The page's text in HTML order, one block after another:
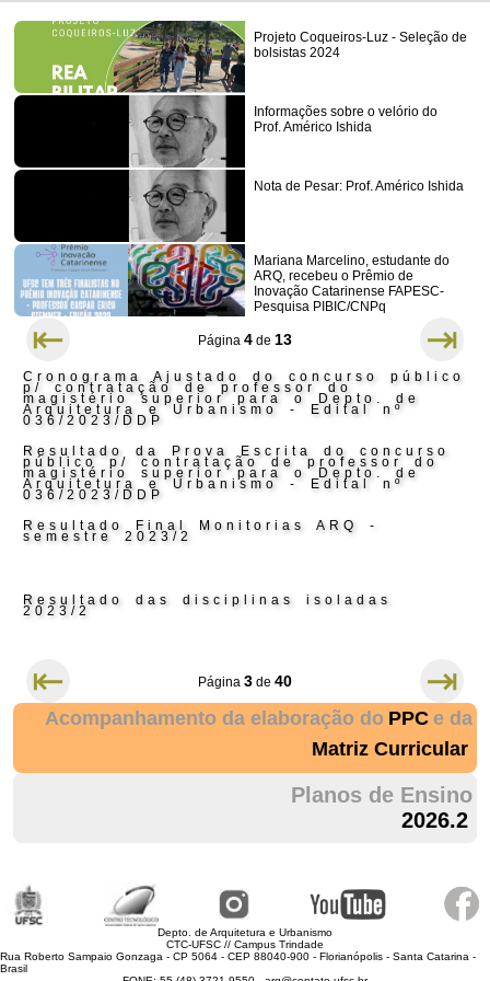
Projeto Coqueiros-Luz - Seleção de
bolsistas 2024
Informações sobre o velório do
Prof. Américo Ishida
Nota de Pesar: Prof. Américo Ishida
Mariana Marcelino, estudante do
ARQ, recebeu o Prêmio de
Inovação Catarinense FAPESC-
Pesquisa PIBIC/CNPq
⇤ Página 4 de 13 ⇥
Cronograma Ajustado do concurso público
p/ contratação de professor do
magistério superior para o Depto. de
Arquitetura e Urbanismo - Edital nº
036/2023/DDP
Resultado da Prova Escrita do concurso
público p/ contratação de professor do
magistério superior para o Depto. de
Arquitetura e Urbanismo - Edital nº
036/2023/DDP
Resultado Final Monitorias ARQ -
semestre 2023/2
Resultado das disciplinas isoladas
2023/2
⇤ Página 3 de 40 ⇥
Acompanhamento da elaboração do PPC e da
Matriz Curricular
Planos de Ensino
2026.2
Depto. de Arquitetura e Urbanismo
CTC-UFSC // Campus Trindade
Rua Roberto Sampaio Gonzaga - CP 5064 - CEP 88040-900 - Florianópolis - Santa Catarina -
Brasil